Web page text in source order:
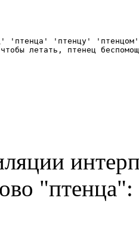
'птенца' 'птенцу'
летать, птенец
"птенца":